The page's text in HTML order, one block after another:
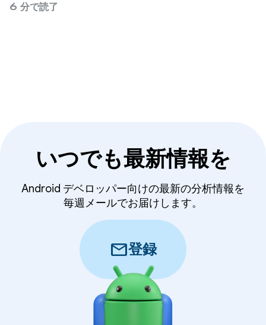
ルのバージョン 1.11（BOM マッピングの全一覧を
6 分で読了
いつでも最新情報を
Android デベロッパー向けの最新の分析情報を
毎週メールでお届けします。
mail登録